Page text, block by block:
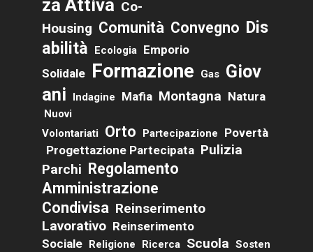
Za Attiva Co-
Housing Comunità Convegno Dis
Abilità
Ecologia Emporio
Solidale Formazione Gas Giov
Ani
Indagine Mafia Montagna Natura
Nuovi
Volontariati Orto Partecipazione
Povertà
Progettazione Partecipata Pulizia
Parchi Regolamento
Amministrazione
Condivisa Reinserimento
Lavorativo Reinserimento
Sociale Religione Ricerca Scuola Sosten